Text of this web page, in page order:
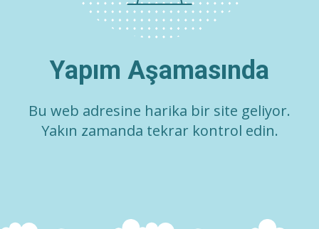
Yapım Aşamasında
Bu web adresine harika bir site geliyor.
Yakın zamanda tekrar kontrol edin.